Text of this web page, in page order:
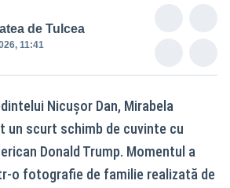
de Tulcea
11:41
Nicușor Dan, Mirabela
un scurt schimb de cuvinte cu
Donald Trump. Momentul a
o fotografie de familie realizată de